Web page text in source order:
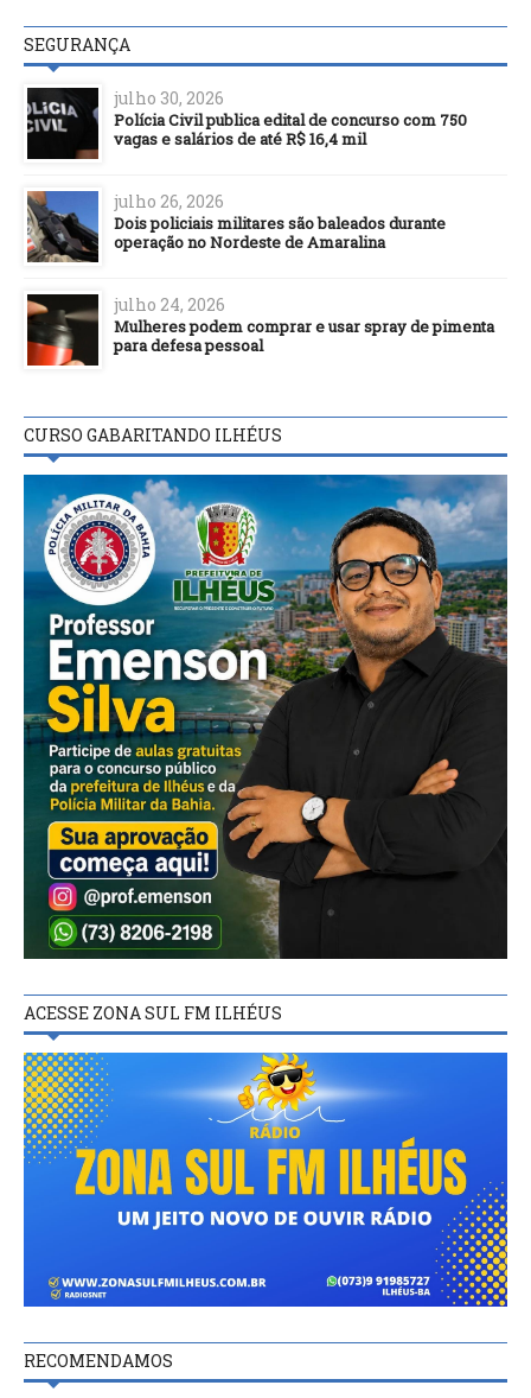
SEGURANÇA
julho 30, 2026
Polícia Civil publica edital de concurso com 750
vagas e salários de até R$ 16,4 mil
julho 26, 2026
Dois policiais militares são baleados durante
operação no Nordeste de Amaralina
julho 24, 2026
Mulheres podem comprar e usar spray de pimenta
para defesa pessoal
CURSO GABARITANDO ILHÉUS
ACESSE ZONA SUL FM ILHÉUS
RECOMENDAMOS